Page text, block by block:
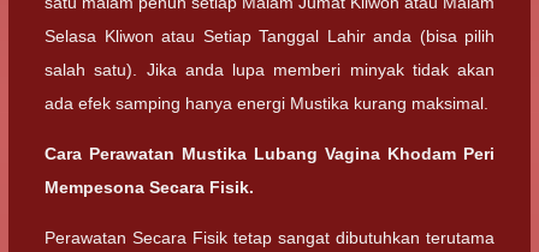
Selasa Kliwon atau Setiap Tanggal Lahir anda (bisa pilih
salah satu). Jika anda lupa memberi minyak tidak akan
ada efek samping hanya energi Mustika kurang maksimal.
Cara Perawatan Mustika Lubang Vagina Khodam Peri
Mempesona Secara Fisik.
Perawatan Secara Fisik tetap sangat dibutuhkan terutama